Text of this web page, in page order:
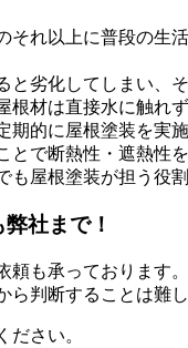
それ以上に普段の生
と劣化してしまい、
根材は直接水に触れず
期的に屋根塗装を実
とで断熱性・遮熱性
も屋根塗装が担う役
社まで！
頼も承っております。
ら判断することは難
ださい。